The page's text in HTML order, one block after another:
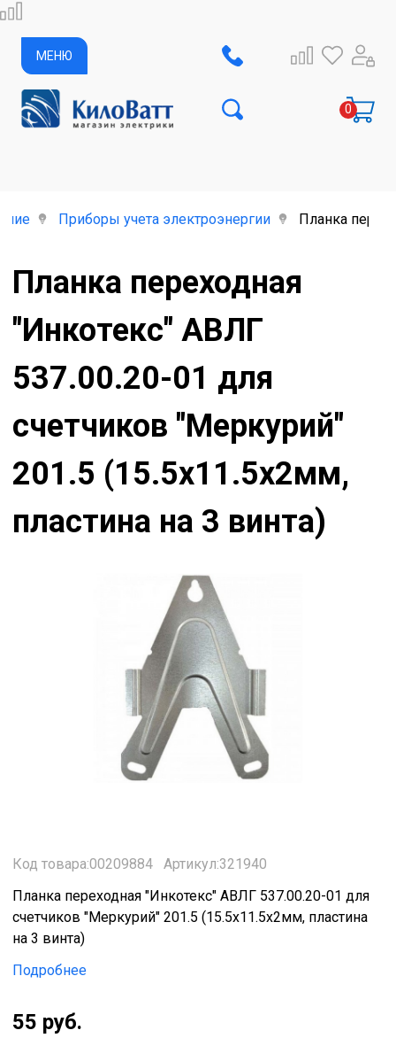
МЕНЮ
Приборы учета электроэнергии Планка
Планка переходная
"Инкотекс" АВЛГ
537.00.20-01 для
счетчиков "Меркурий"
201.5 (15.5х11.5х2мм,
пластина на 3 винта)
Код товара:00209884
Артикул:321940
Планка переходная "Инкотекс" АВЛГ 537.00.20-01 для
счетчиков "Меркурий" 201.5 (15.5х11.5х2мм, пластина
на 3 винта)
Подробнее
55 руб.